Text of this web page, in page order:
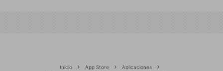
Inicio App Store
Aplicaciones